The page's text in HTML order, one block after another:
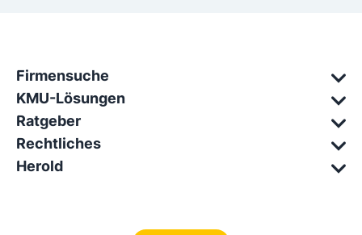
Firmensuche
KMU-Lösungen
Ratgeber
Rechtliches
Herold